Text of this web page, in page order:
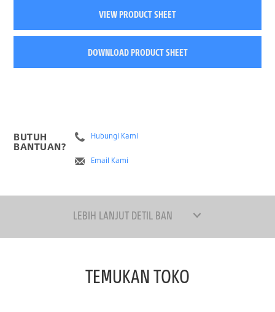
VIEW PRODUCT SHEET
DOWNLOAD PRODUCT SHEET
BUTUH
BANTUAN?
Hubungi Kami
Email Kami
LEBIH LANJUT DETIL BAN
TEMUKAN TOKO